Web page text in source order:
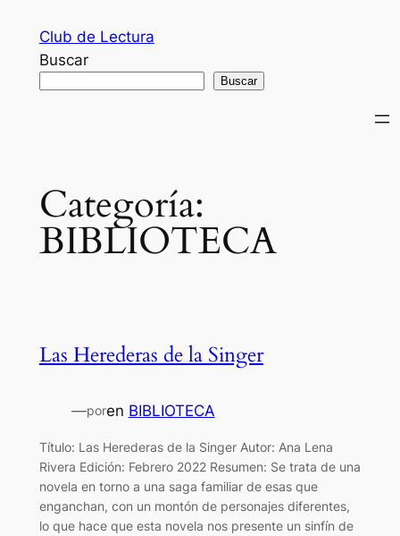
contenido
Club de Lectura
Buscar
Buscar
Categoría:
BIBLIOTECA
Las Herederas de la Singer
—poren BIBLIOTECA
Título: Las Herederas de la Singer Autor: Ana Lena
Rivera Edición: Febrero 2022 Resumen: Se trata de una
novela en torno a una saga familiar de esas que
enganchan, con un montón de personajes diferentes,
lo que hace que esta novela nos presente un sinfín de